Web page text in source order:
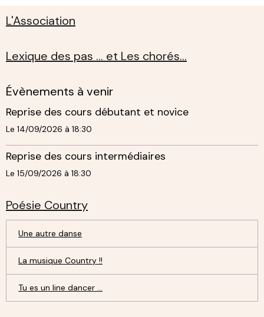
L'Association
Lexique des pas ... et Les chorés...
Évènements à venir
Reprise des cours débutant et novice
Le 14/09/2026 à 18:30
Reprise des cours intermédiaires
Le 15/09/2026 à 18:30
Poésie Country
Une autre danse
La musique Country !!
Tu es un line dancer ...